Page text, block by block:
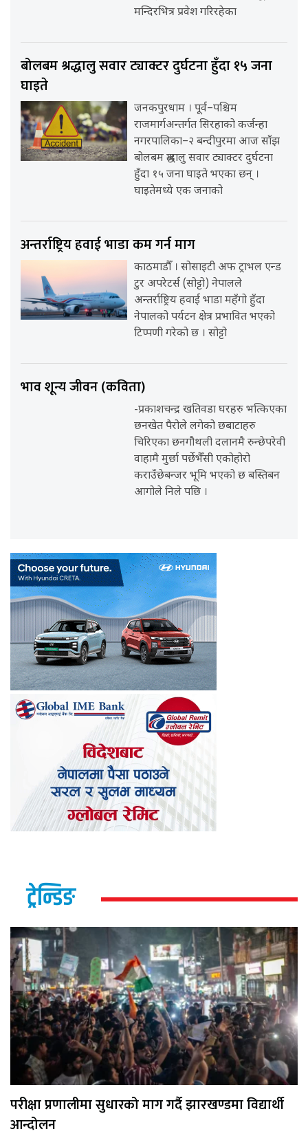
मन्दिरभित्र प्रवेश गरिरहेका
बोलबम श्रद्धालु सवार ट्याक्टर दुर्घटना हुँदा १५ जना
घाइते
जनकपुरधाम । पूर्व–पश्चिम
राजमार्गअन्तर्गत सिरहाको कर्जन्हा
नगरपालिका–२ बन्दीपुरमा आज साँझ
बोलबम श्रद्धालु सवार ट्याक्टर दुर्घटना
हुँदा १५ जना घाइते भएका छन् ।
घाइतेमध्ये एक जनाको
अन्तर्राष्ट्रिय हवाई भाडा कम गर्न माग
काठमाडौँ । सोसाइटी अफ ट्राभल एन्ड
टुर अपरेटर्स (सोट्टो) नेपालले
अन्तर्राष्ट्रिय हवाई भाडा महँगो हुँदा
नेपालको पर्यटन क्षेत्र प्रभावित भएको
टिप्पणी गरेको छ । सोट्टो
भाव शून्य जीवन (कविता)
-प्रकाशचन्द्र खतिवडा घरहरु भत्किएका
छनखेत पैरोले लगेको छबाटाहरु
चिरिएका छनगौथली दलानमै रुन्छेपरेवी
वाहामै मुर्छा पर्छेभैँसी एकोहोरो
कराउँछेबन्जर भूमि भएको छ बस्तिबन
आगोले निले पछि ।
ट्रेन्डिङ
परीक्षा प्रणालीमा सुधारको माग गर्दै झारखण्डमा विद्यार्थी
आन्दोलन